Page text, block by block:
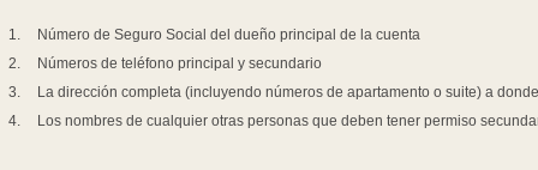
Número de Seguro Social del dueño principal de la cuenta
Números de teléfono principal y secundario
La dirección completa (incluyendo números de apartamento o suite) a
Los nombres de cualquier otras personas que deben tener permiso